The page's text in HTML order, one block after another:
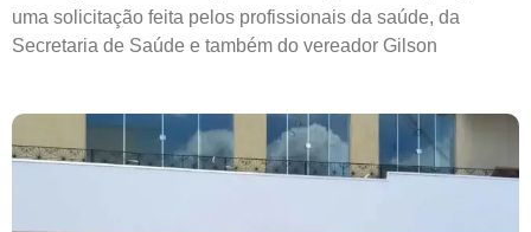
uma solicitação feita pelos profissionais da saúde, da
Secretaria de Saúde e também do vereador Gilson